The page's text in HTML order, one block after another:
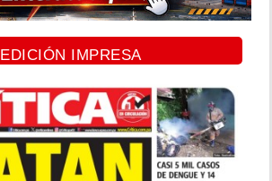
EDICIÓN IMPRESA